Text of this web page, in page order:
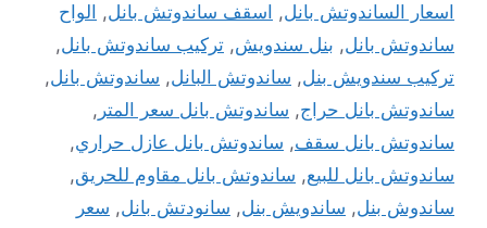
اسعار الساندوتش بانل, اسقف ساندوتش بانل, الواح
ساندوتش بانل, بنل سندويش, تركيب ساندوتش بانل,
تركيب سندويش بنل, ساندوتش البانل, ساندوتش بانل,
ساندوتش بانل حراج, ساندوتش بانل سعر المتر ,
ساندوتش بانل سقف, ساندوتش بانل عازل حراري,
ساندوتش بانل للبيع, ساندوتش بانل مقاوم للحريق,
ساندوش بنل, ساندويش بنل, سانودتش بانل, سعر